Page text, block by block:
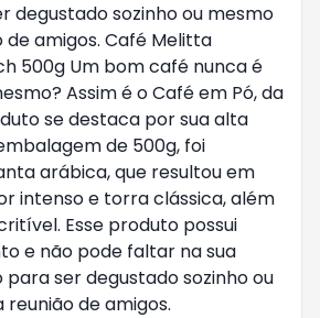
degustado sozinho ou mesmo
de amigos. Café Melitta
500g Um bom café nunca é
Assim é o Café em Pó, da
se destaca por sua alta
de 500g, foi
arábica, que resultou em
intenso e torra clássica, além
Esse produto possui
e não pode faltar na sua
para ser degustado sozinho ou
de amigos.